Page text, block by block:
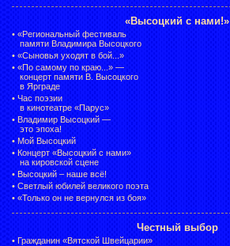
«Высоцкий с нами!»
• «Региональный фестиваль
памяти Владимира Высоцкого
• «Сыновья уходят в бой...»
• «По самому по краю...» —
концерт памяти В. Высоцкого
в Ярграде
• Час поэзии
в кинотеатре «Парус»
• Владимир Высоцкий —
это эпоха!
• Мой Высоцкий
• Концерт «Высоцкий с нами»
на кировской сцене
• Высоцкий – наше всё!
• Светлый юбилей великого поэта
• «Только он не вернулся из боя»
Честный выбор
• Гражданин «Вятской Швейцарии»